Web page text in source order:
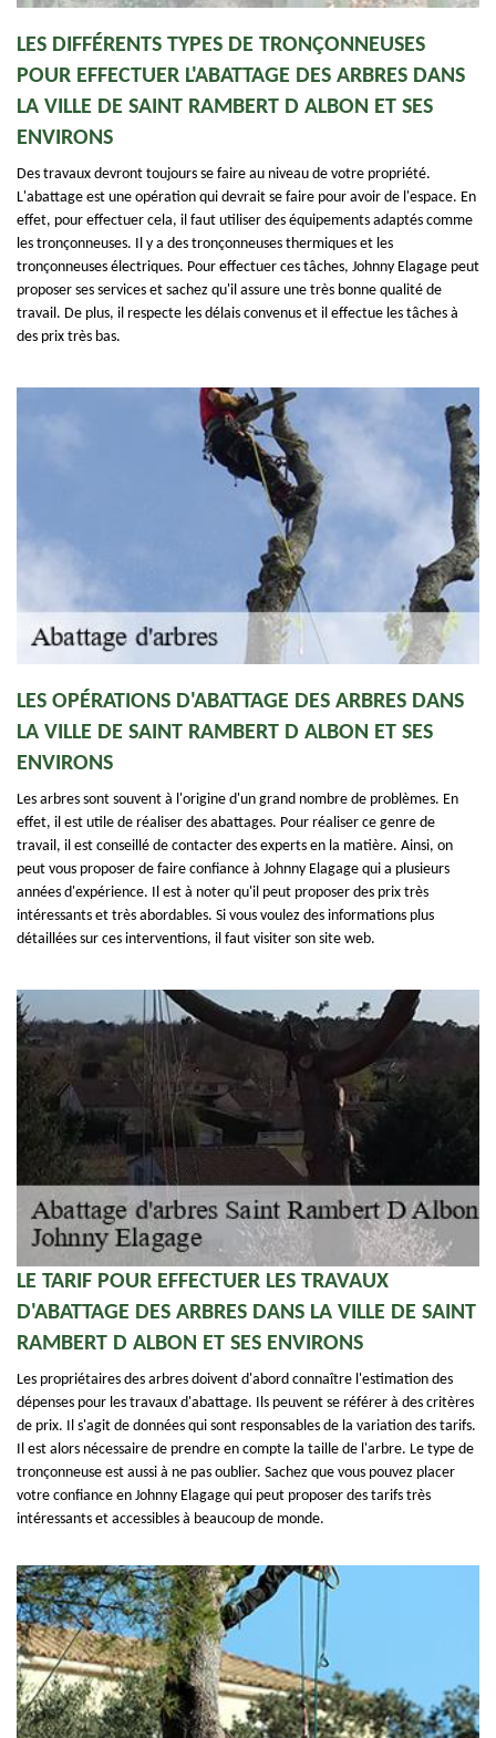
LES DIFFÉRENTS TYPES DE TRONÇONNEUSES
POUR EFFECTUER L'ABATTAGE DES ARBRES DANS
LA VILLE DE SAINT RAMBERT D ALBON ET SES
ENVIRONS
Des travaux devront toujours se faire au niveau de votre propriété.
L'abattage est une opération qui devrait se faire pour avoir de l'espace. En
effet, pour effectuer cela, il faut utiliser des équipements adaptés comme
les tronçonneuses. Il y a des tronçonneuses thermiques et les
tronçonneuses électriques. Pour effectuer ces tâches, Johnny Elagage peut
proposer ses services et sachez qu'il assure une très bonne qualité de
travail. De plus, il respecte les délais convenus et il effectue les tâches à
des prix très bas.
LES OPÉRATIONS D'ABATTAGE DES ARBRES DANS
LA VILLE DE SAINT RAMBERT D ALBON ET SES
ENVIRONS
Les arbres sont souvent à l'origine d'un grand nombre de problèmes. En
effet, il est utile de réaliser des abattages. Pour réaliser ce genre de
travail, il est conseillé de contacter des experts en la matière. Ainsi, on
peut vous proposer de faire confiance à Johnny Elagage qui a plusieurs
années d'expérience. Il est à noter qu'il peut proposer des prix très
intéressants et très abordables. Si vous voulez des informations plus
détaillées sur ces interventions, il faut visiter son site web.
LE TARIF POUR EFFECTUER LES TRAVAUX
D'ABATTAGE DES ARBRES DANS LA VILLE DE SAINT
RAMBERT D ALBON ET SES ENVIRONS
Les propriétaires des arbres doivent d'abord connaître l'estimation des
dépenses pour les travaux d'abattage. Ils peuvent se référer à des critères
de prix. Il s'agit de données qui sont responsables de la variation des tarifs.
Il est alors nécessaire de prendre en compte la taille de l'arbre. Le type de
tronçonneuse est aussi à ne pas oublier. Sachez que vous pouvez placer
votre confiance en Johnny Elagage qui peut proposer des tarifs très
intéressants et accessibles à beaucoup de monde.